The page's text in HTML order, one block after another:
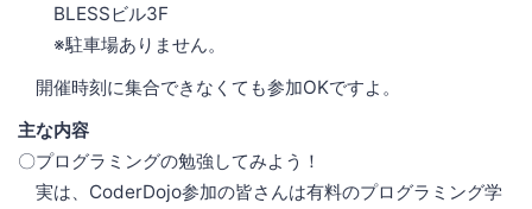
BLESSビル3F
※駐車場ありません。
開催時刻に集合できなくても参加OKですよ。
主な内容
〇プログラミングの勉強してみよう！
実は、CoderDojo参加の皆さんは有料のプログラミング学